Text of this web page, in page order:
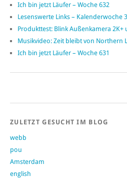
Ich bin jetzt Läufer – Woche 632
Lesenswerte Links – Kalenderwoche
Produkttest: Blink Außenkamera 2K+
Musikvideo: Zeit bleibt von Northern
Ich bin jetzt Läufer – Woche 631
ZULETZT GESUCHT IM BLOG
webb
pou
Amsterdam
english